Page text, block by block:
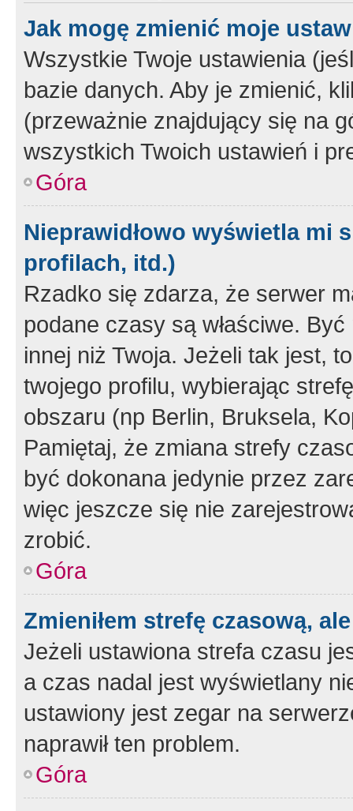
Jak mogę zmienić moje
Wszystkie Twoje ustawienia
bazie danych. Aby je zmienić,
(przeważnie znajdujący się na
wszystkich Twoich ustawień i
Góra
Nieprawidłowo wyświetla mi
profilach, itd.)
Rzadko się zdarza, że serwer
podane czasy są właściwe.
innej niż Twoja. Jeżeli tak jest,
twojego profilu, wybierając
obszaru (np Berlin, Bruksela,
Pamiętaj, że zmiana strefy
być dokonana jedynie przez
więc jeszcze się nie
zrobić.
Góra
Zmieniłem strefę czasową,
Jeżeli ustawiona strefa czasu
a czas nadal jest wyświetlany
ustawiony jest zegar na
naprawił ten problem.
Góra